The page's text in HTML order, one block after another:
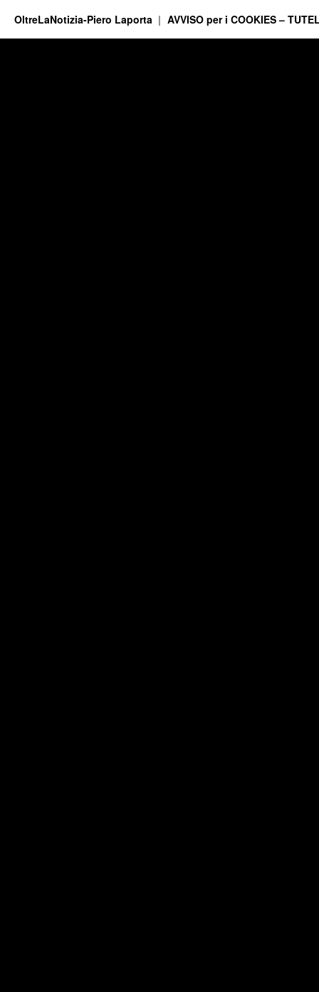
OltreLaNotizia-Piero Laporta AVVISO per i COOKIES –